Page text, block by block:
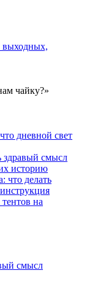
выходных,
чайку?»
дневной свет
здравый смысл
историю
что делать
на
смысл